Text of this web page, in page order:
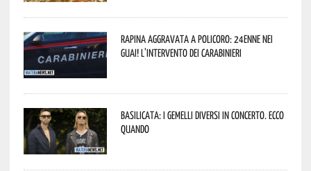
Rapina aggravata a Policoro: 24enne nei
guai! L’intervento dei Carabinieri
Basilicata: i Gemelli DiVersi in concerto. Ecco
quando